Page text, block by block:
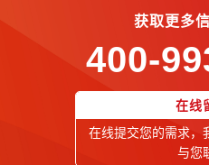
获取更多
400-
在线
在线提交您的需求，
与您